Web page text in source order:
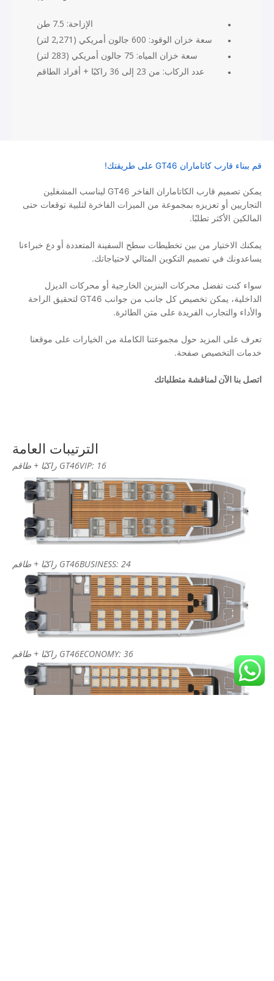
الإزاحة: 7.5 طن
سعة خزان الوقود: 600 جالون أمريكي (2,271 لتر)
سعة خزان المياه: 75 جالون أمريكي (283 لتر)
عدد الركاب: من 23 إلى 36 راكبًا + أفراد الطاقم
قم ببناء قارب كاتاماران GT46 على طريقتك!
يمكن تصميم قارب الكاتاماران الفاخر GT46 ليناسب المشغلين
التجاريين أو تعزيزه بمجموعة من الميزات الفاخرة لتلبية توقعات حتى
المالكين الأكثر تطلبًا.
يمكنك الاختيار من بين تخطيطات سطح السفينة المتعددة أو دع خبراءنا
يساعدونك في تصميم التكوين المثالي لاحتياجاتك.
سواء كنت تفضل محركات البنزين الخارجية أو محركات الديزل
الداخلية، يمكن تخصيص كل جانب من جوانب GT46 لتحقيق الراحة
والأداء والتجارب الفريدة على متن الطائرة.
تعرف على المزيد حول مجموعتنا الكاملة من الخيارات على موقعنا
خدمات التخصيص صفحة.
اتصل بنا الآن لمناقشة متطلباتك
الترتيبات العامة
GT46VIP: 16 راكبًا + طاقم
GT46BUSINESS: 24 راكبًا + طاقم
GT46ECONOMY: 36 راكبًا + طاقم